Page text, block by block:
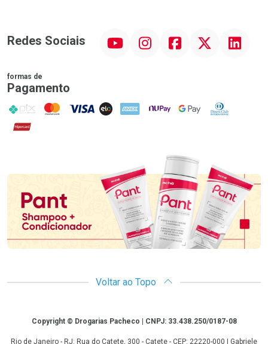
Redes Sociais InstagramFacebookTwitter Linkedin
formas de
Pagamento
PIX MasterCard
VISA ELO AMEX NuPay Google PayDiners Club
Hipercard
Promoção em Destaque
Voltar ao Topo
CopyrightCopyright © Drogarias Pacheco | CNPJ: 33.438.250/0187-08
Rio de Janeiro - RJ: Rua do Catete, 300 - Catete - CEP: 22220-000 | Gabriele